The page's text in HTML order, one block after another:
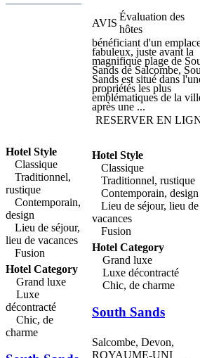
idéalement situé pour des
visites reposantes à
et au sud du devon.
Immensément populaire
auprès des amateurs de
nautiques et de voile, la
offre une superbe
d'installations et de
pour les activités
tandis que les
les marcheurs seront
par les sentiers côtiers.
place, vous pourrez
récemment construit du
de Salcombe, qui
cinq salles de soins, une
de remise en forme, un
jacuzzi, un sauna et un
hammam. L'élégant
restaurant au bord de
l'hôtel salcombe harbour,
ponton, sert des menus
exceptionnels à base de
meilleurs produits locaux,
poissons et fruits de mer
flotte de pêche de
ainsi que les célèbres
laitiers, de boeuf,
de jardin du sud de
propose également des
en plein air, de délicieux
tout offrant une vue
spectaculaire sur
Hotel Style
Classique
Traditionnel,
rustique
Contemporain,
design
Lieu de séjour,
lieu de vacances
Fusion
Hotel Category
Grand luxe
Luxe
décontracté
Chic, de
charme
AVIS
Évaluation des
hôtes
bénéficiant d'un
fabuleux, juste avant la
magnifique plage de
Sands de Salcombe,
Sands est situé dans
propriétés les plus
emblématiques de la
après une ...
RESERVER EN
Hotel Style
Classique
Traditionnel, rustique
Contemporain, design
Lieu de séjour, lieu de
vacances
Fusion
Hotel Category
Grand luxe
Luxe décontracté
Chic, de charme
South Sands
Salcombe, Devon,
ROYAUME-UNI